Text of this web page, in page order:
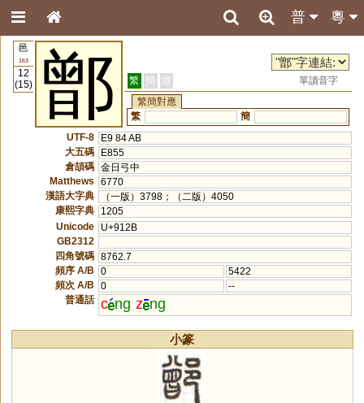
粵
普
邑
163
12
(15)
鄫 繁 簡 港
單讀音字
繁簡對應
繁
簡
UTF-8
E9 84 AB
大五碼
E855
倉頡碼 金日弓中
Matthews
6770
漢語大字典
（一版）3798；（二版）4050
康熙字典
1205
Unicode
U+912B
GB2312
四角號碼 8762.7
頻序 A/B
0
5422
頻次 A/B
0
--
普通話 c ng z ng
小篆